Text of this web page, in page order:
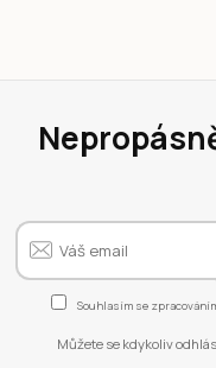
Souhlasím se
Můžete se kdykoliv